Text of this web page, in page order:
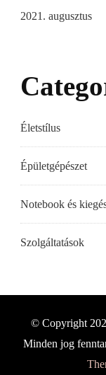
2021. augusztus
Életstílus
Épületgépészet
Notebook és
Szolgáltatások
© Copyright
Minden jog